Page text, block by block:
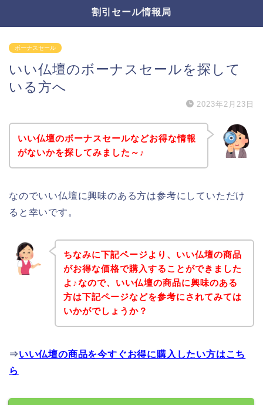
割引セール情報局
ボーナスセール
いい仏壇のボーナスセールを探して
いる方へ
2023年2月23日
いい仏壇のボーナスセールなどお得な情報
がないかを探してみました～♪
なのでいい仏壇に興味のある方は参考にしていただけ
ると幸いです。
ちなみに下記ページより、いい仏壇の商品
がお得な価格で購入することができました
よ♪なので、いい仏壇の商品に興味のある
方は下記ページなどを参考にされてみては
いかがでしょうか？
⇒いい仏壇の商品を今すぐお得に購入したい方はこち
ら